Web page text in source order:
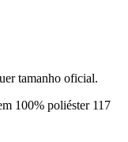
tamanho oficial.
100% poliéster 117